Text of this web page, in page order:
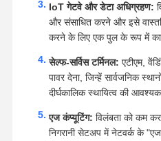
IoT गेटवे और डेटा अधिग्रहण:
और संसाधित करने और इसे
करने के लिए एक पुल के रूप में
सेल्फ-सर्विस टर्मिनल: एटीएम,
पावर देना, जिन्हें सार्वजनिक
दीर्घकालिक स्थायित्व की
एज कंप्यूटिंग: विलंबता को कम
निगरानी सेटअप में नेटवर्क के